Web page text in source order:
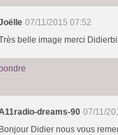
07/11/2015 07:52
belle image merci
dreams-90 07/11/
Bonjour Didier nous vous